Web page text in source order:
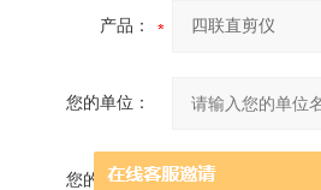
产品：
您的单位：
您的姓名：